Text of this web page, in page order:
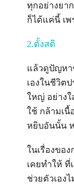
ทุกอย่างยา
ก็ได้แค่นี้ เพ
2.ตั้งสติ
แล้วดูปัญหา
เองในชีวิต
ใหญ่ อย่าง
ใช้ กล้ามเนื้
หยิบอันนั้น
ในเรื่องขอ
เคยทำให้ ที่
ช่วยตัวเอง